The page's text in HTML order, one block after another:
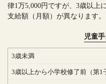
律1万5,000円ですが、3歳以上
支給額（月額）が異なります
児童
3歳未満
3歳以上から小学校修了前（第1